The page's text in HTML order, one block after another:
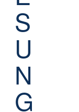
S
U
N
G